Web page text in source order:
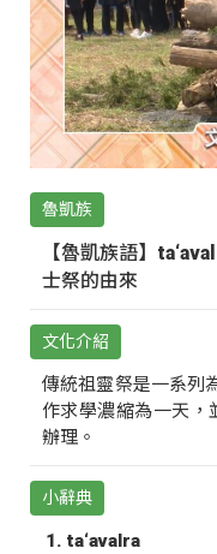
魯凱族
【魯凱族語】
士祭的由來
文化介紹
傳統祖靈祭是一系列
作求學濃縮為一天，
辦理。
小辭典
ta‘avalra